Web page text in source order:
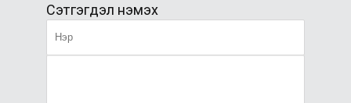
Сэтгэгдэл нэмэх